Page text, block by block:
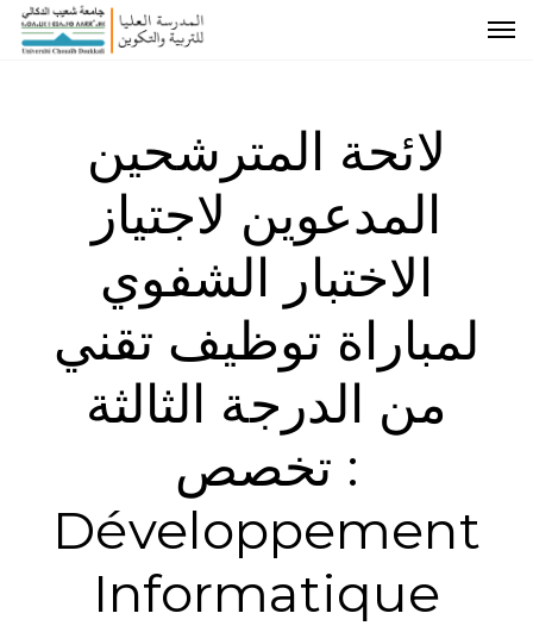
لائحة المترشحين
المدعوين لاجتياز
الاختبار الشفوي
لمباراة توظيف تقني
من الدرجة الثالثة
تخصص :
Développement
Informatique